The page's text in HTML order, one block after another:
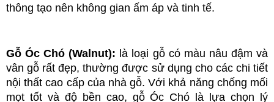
thông tạo nên không gian ấm áp và tinh tế.
Gỗ Óc Chó (Walnut): là loại gỗ có màu nâu đậm và
vân gỗ rất đẹp, thường được sử dụng cho các chi tiết
nội thất cao cấp của nhà gỗ. Với khả năng chống mối
mọt tốt và độ bền cao, gỗ Óc Chó là lựa chọn lý